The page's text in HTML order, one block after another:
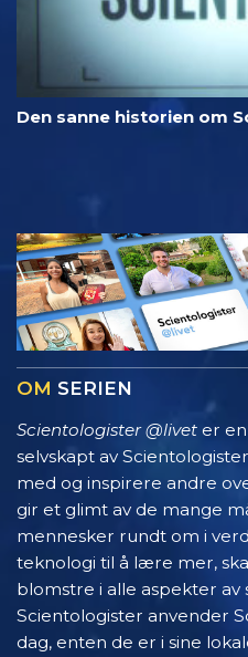
Den sanne historien om
OM SERIEN
Scientologister @livet er
selvskapt av
med og inspirere andre
gir et glimt av de mange
mennesker rundt om i
teknologi til å lære mer,
blomstre i alle aspekter av
Scientologister anvender
dag, enten de er i sine